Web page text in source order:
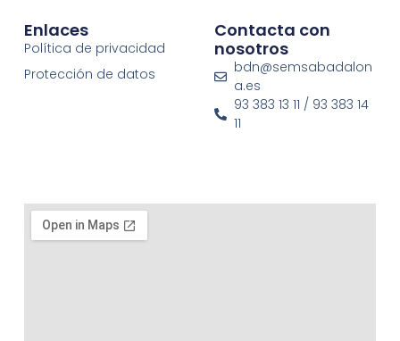
Enlaces
Política de privacidad
Protección de datos
Contacta con
nosotros
bdn@semsabadalon
a.es
93 383 13 11 / 93 383 14
11